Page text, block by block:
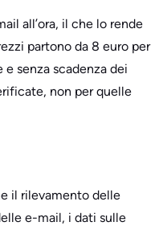
all’ora, il che lo rende
partono da 8 euro per
senza scadenza dei
non per quelle
il rilevamento delle
e-mail, i dati sulle